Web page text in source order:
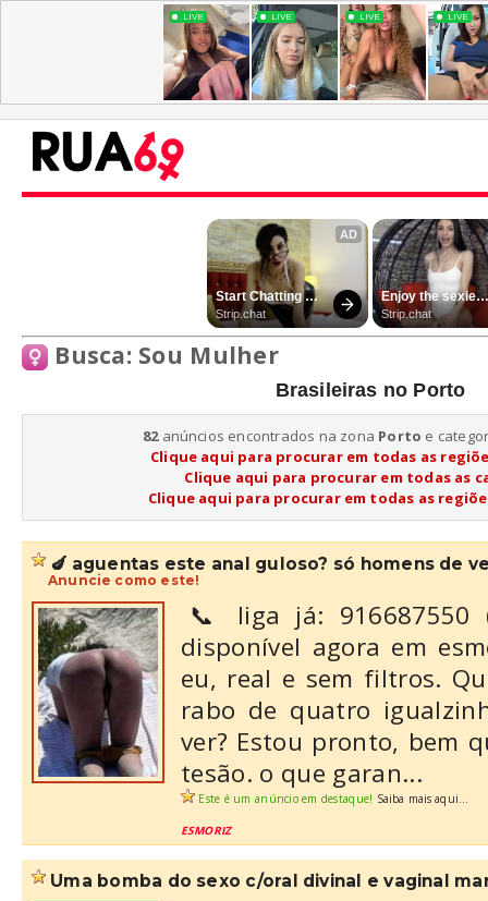
Busca: Sou Mulher
Brasileiras no Porto
82anúncios encontrados na zona Porto e
Clique aqui para procurar em todas as
Clique aqui para procurar em todas as
Clique aqui para procurar em todas as
🍆 aguentas este anal guloso? só homens de
Anuncie como este!
​📞 liga já: 916687550
disponível agora em
eu, real e sem filtros.
rabo de quatro
ver? Estou pronto, bem
tesão. ​o que garan...
Este é um anúncio em destaque! Saiba mais aqui...
ESMORIZ
uma bomba do sexo c/oral divinal e vaginal